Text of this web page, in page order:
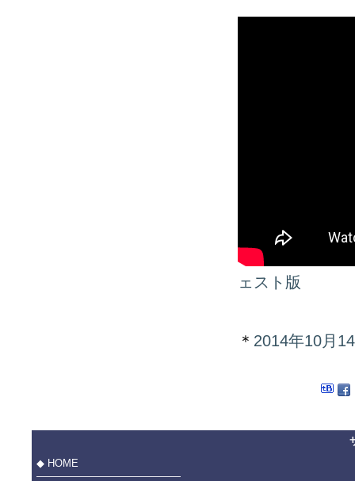
ェスト版
＊ 2014年10月
◆ HOME
――――――――――――――